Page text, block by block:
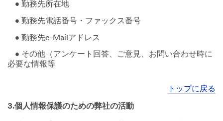
• 勤務先所在地
• 勤務先電話番号・ファックス番号
• 勤務先e-Mailアドレス
• その他（アンケート回答、ご意見、お問い合わせ時に
必要な情報等
トップに戻る
3.個人情報保護のための弊社の活動